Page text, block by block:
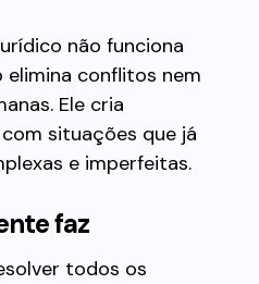
não funciona
elimina conflitos nem
Ele cria
situações que já
e imperfeitas.
faz
todos os